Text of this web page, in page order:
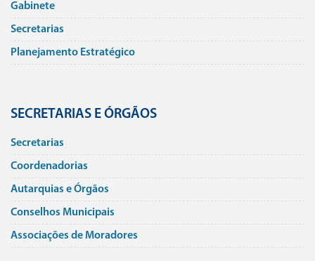
Gabinete
Secretarias
Planejamento Estratégico
SECRETARIAS E ÓRGÃOS
Secretarias
Coordenadorias
Autarquias e Órgãos
Conselhos Municipais
Associações de Moradores